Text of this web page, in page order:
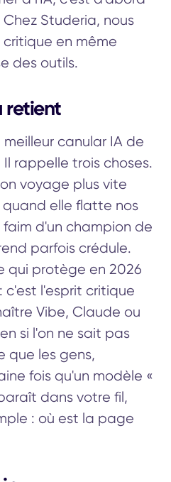
Studeria, nous
en même
des outils.
retient
canular IA de
rappelle trois choses.
voyage plus vite
elle flatte nos
d'un champion de
parfois crédule.
qui protège en 2026
c'est l'esprit critique
Vibe, Claude ou
si l'on ne sait pas
que les gens,
fois qu'un modèle «
dans votre fil,
: où est la page